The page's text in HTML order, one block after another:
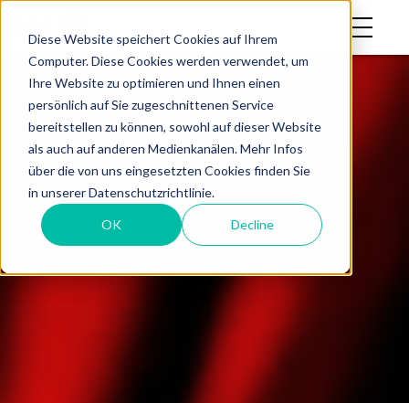
Diese Website speichert Cookies auf Ihrem
Computer. Diese Cookies werden verwendet, um
Ihre Website zu optimieren und Ihnen einen
persönlich auf Sie zugeschnittenen Service
bereitstellen zu können, sowohl auf dieser Website
als auch auf anderen Medienkanälen. Mehr Infos
über die von uns eingesetzten Cookies finden Sie
in unserer Datenschutzrichtlinie.
OK Decline